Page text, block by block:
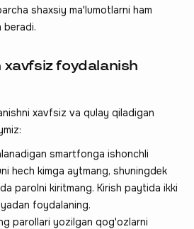
shaxsiy ma'lumotlarni ham
beradi.
xavfsiz foydalanish
xavfsiz va qulay qiladigan
smartfonga ishonchli
hech kimga aytmang, shuningdek
parolni kiritmang. Kirish paytida ikki
foydalaning.
parollari yozilgan qog'ozlarni